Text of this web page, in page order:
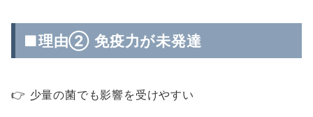
■理由② 免疫力が未発達
👉 少量の菌でも影響を受けやすい